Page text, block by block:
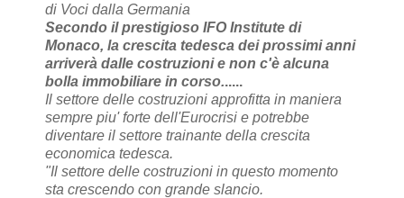
di Voci dalla Germania
Secondo il prestigioso IFO Institute di
Monaco, la crescita tedesca dei prossimi anni
arriverà dalle costruzioni e non c'è alcuna
bolla immobiliare in corso......
Il settore delle costruzioni approfitta in maniera
sempre piu' forte dell'Eurocrisi e potrebbe
diventare il settore trainante della crescita
economica tedesca.
"Il settore delle costruzioni in questo momento
sta crescendo con grande slancio.